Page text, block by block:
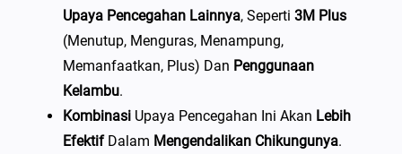
Upaya Pencegahan Lainnya, Seperti 3M Plus
(Menutup, Menguras, Menampung,
Memanfaatkan, Plus) Dan Penggunaan
Kelambu.
Kombinasi Upaya Pencegahan Ini Akan Lebih
EfektifDalam Mengendalikan Chikungunya.